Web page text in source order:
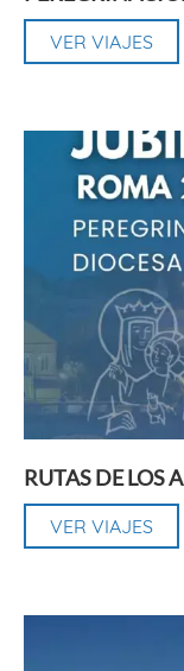
VER VIAJES
RUTAS DE LOS
VER VIAJES